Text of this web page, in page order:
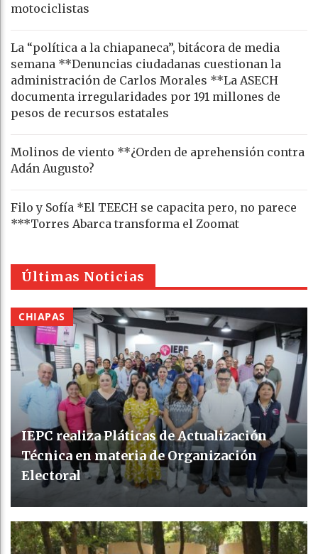
motociclistas
La “política a la chiapaneca”, bitácora de media
semana **Denuncias ciudadanas cuestionan la
administración de Carlos Morales **La ASECH
documenta irregularidades por 191 millones de
pesos de recursos estatales
Molinos de viento **¿Orden de aprehensión contra
Adán Augusto?
Filo y Sofía *El TEECH se capacita pero, no parece
***Torres Abarca transforma el Zoomat
Últimas Noticias
CHIAPAS
IEPC realiza Pláticas de Actualización
Técnica en materia de Organización
Electoral